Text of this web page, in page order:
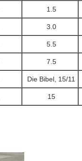
1.5
3.0
5.5
7.5
Die Bibel, 15/11
15